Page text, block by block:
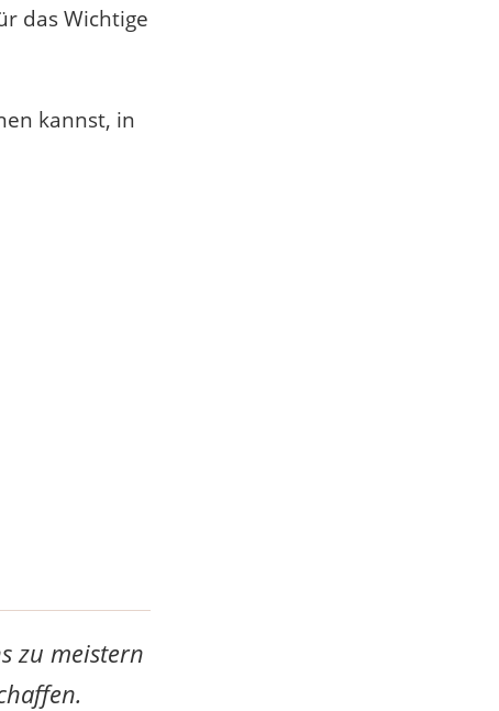
das Wichtige
kannst, in
zu meistern